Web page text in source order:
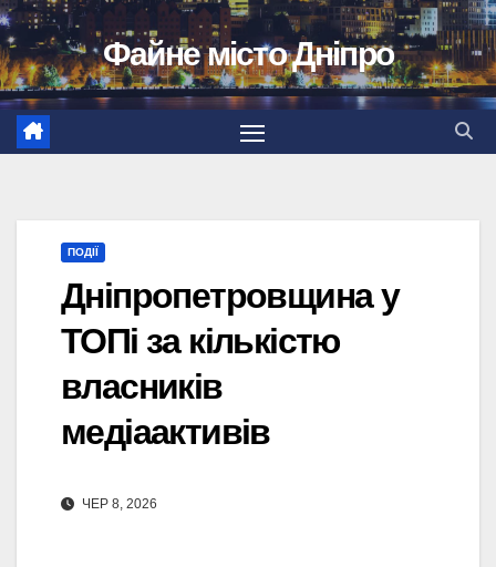
Перейти
до
вмісту
Файне місто Дніпро
ПОДІЇ
Дніпропетровщина у
ТОПі за кількістю
власників
медіаактивів
ЧЕР 8, 2026